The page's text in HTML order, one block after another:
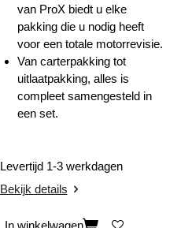
van ProX biedt u elke
pakking die u nodig heeft
voor een totale motorrevisie.
Van carterpakking tot
uitlaatpakking, alles is
compleet samengesteld in
een set.
Levertijd 1-3 werkdagen
Bekijk details
In winkelwagen